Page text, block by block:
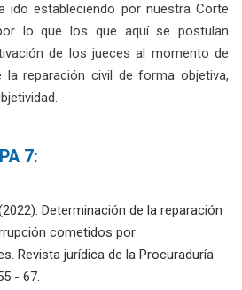
ido estableciendo por nuestra Corte
lo que los que aquí se postulan
de los jueces al momento de
reparación civil de forma objetiva,
Determinación de la reparación
cometidos por
Revista jurídica de la Procuraduría
- 67.
7: